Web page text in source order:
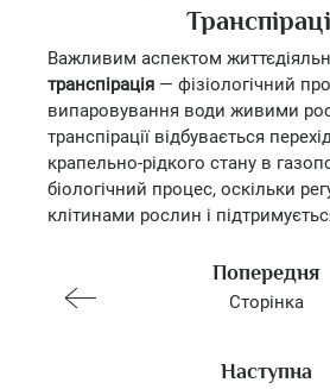
Важливим аспектом
транспірація — фізіологічний
випаровування води живими
транспірації відбувається
крапельно-рідкого стану в
біологічний процес, оскільки
клітинами рослин і
Попередня
Сторінка
Наступна